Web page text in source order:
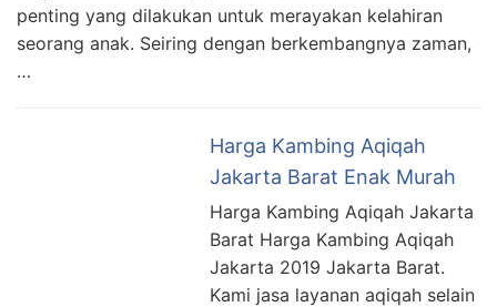
penting yang dilakukan untuk merayakan kelahiran
seorang anak. Seiring dengan berkembangnya zaman,
…
Harga Kambing Aqiqah
Jakarta Barat Enak Murah
Harga Kambing Aqiqah Jakarta
Barat Harga Kambing Aqiqah
Jakarta 2019 Jakarta Barat.
Kami jasa layanan aqiqah selain